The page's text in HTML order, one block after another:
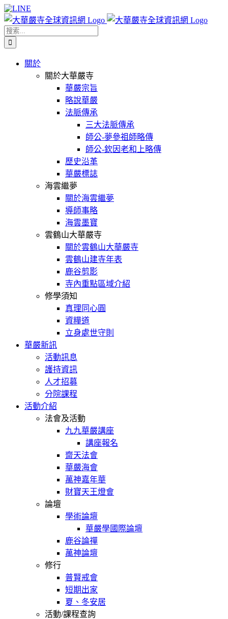
Skip
to
content
Facebook
X
WeChat
YouTube
LINE
搜
索
關於
關於大華嚴寺
華嚴宗旨
略說華嚴
法脈傳承
三大法脈傳承
師公-夢參祖師略傳
師公-欽因老和上略傳
歷史沿革
華嚴標誌
海雲繼夢
關於海雲繼夢
導師事略
海雲墨寶
雲鶴山大華嚴寺
關於雲鶴山大華嚴寺
雲鶴山建寺年表
鹿谷剪影
寺內重點區域介紹
修學須知
真理同心圓
資糧道
立身處世守則
華嚴新訊
活動訊息
護持資訊
人才招募
分院課程
活動介紹
法會及活動
九九華嚴講座
講座報名
齋天法會
華嚴海會
萬神嘉年華
財寶天王燈會
論壇
學術論壇
華嚴學國際論壇
鹿谷論禪
萬神論壇
修行
普賢戒會
短期出家
夏、冬安居
活動/課程查詢